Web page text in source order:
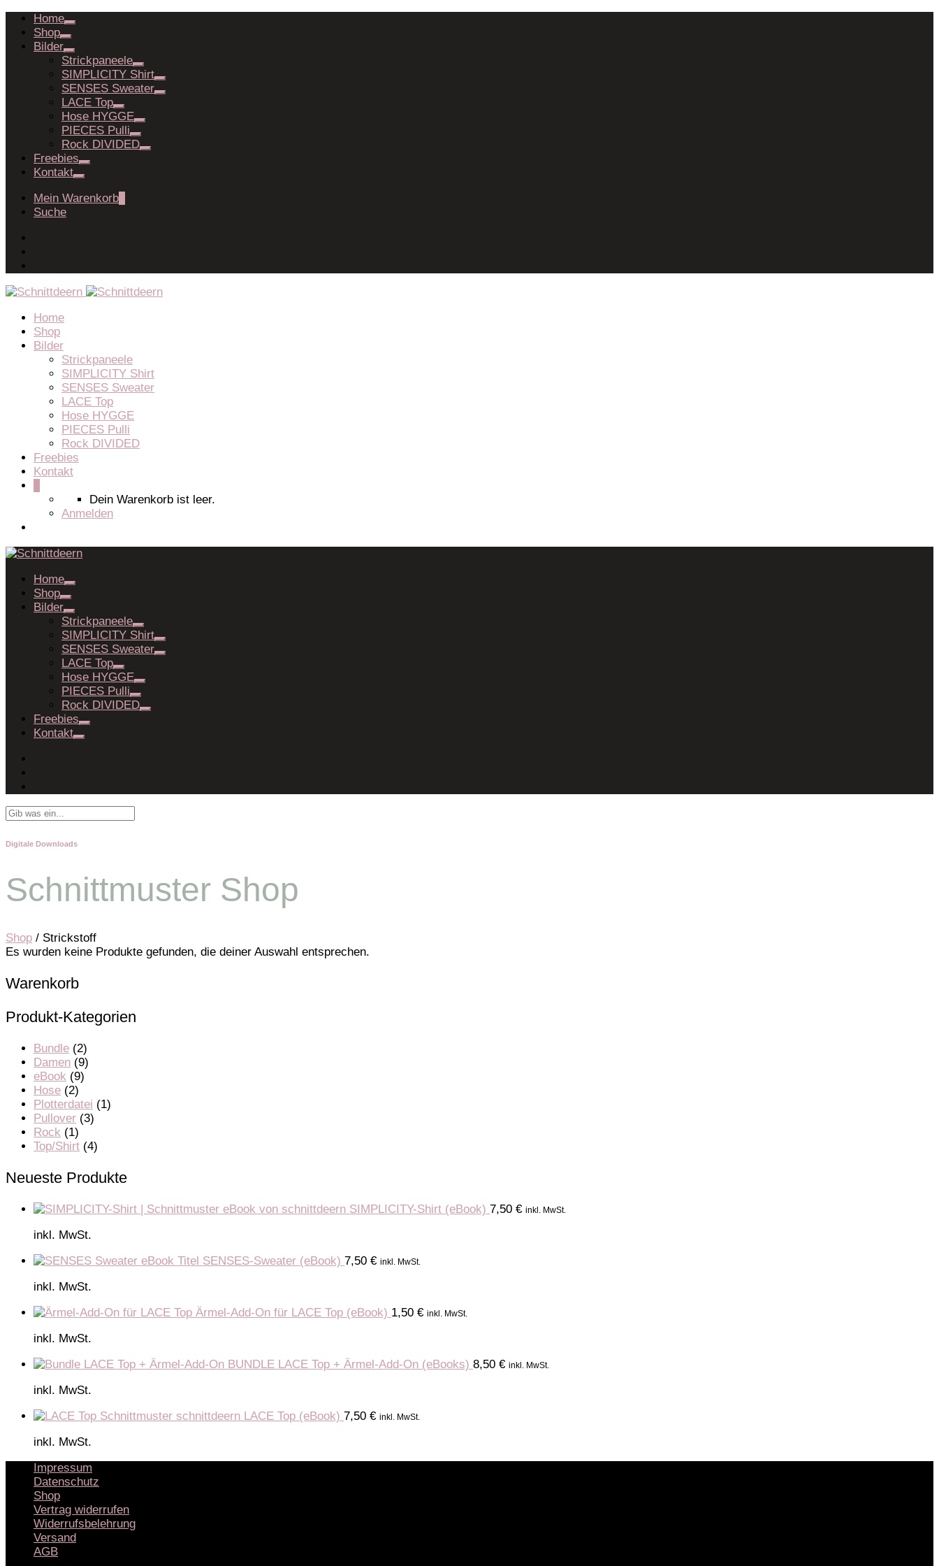
Home
Shop
Bilder
Strickpaneele
SIMPLICITY Shirt
SENSES Sweater
LACE Top
Hose HYGGE
PIECES Pulli
Rock DIVIDED
Freebies
Kontakt
Mein Warenkorb
Suche
Home
Shop
Bilder
Strickpaneele
SIMPLICITY Shirt
SENSES Sweater
LACE Top
Hose HYGGE
PIECES Pulli
Rock DIVIDED
Freebies
Kontakt
Dein Warenkorb ist leer.
Anmelden
Home
Shop
Bilder
Strickpaneele
SIMPLICITY Shirt
SENSES Sweater
LACE Top
Hose HYGGE
PIECES Pulli
Rock DIVIDED
Freebies
Kontakt
Digitale Downloads
Schnittmuster Shop
Shop / Strickstoff
Es wurden keine Produkte gefunden, die deiner Auswahl entsprechen.
Warenkorb
Produkt-Kategorien
Bundle (2)
Damen (9)
eBook (9)
Hose (2)
Plotterdatei (1)
Pullover (3)
Rock (1)
Top/Shirt (4)
Neueste Produkte
SIMPLICITY-Shirt (eBook) 7,50 € inkl. MwSt.
inkl. MwSt.
SENSES-Sweater (eBook) 7,50 € inkl. MwSt.
inkl. MwSt.
Ärmel-Add-On für LACE Top (eBook) 1,50 € inkl. MwSt.
inkl. MwSt.
BUNDLE LACE Top + Ärmel-Add-On (eBooks) 8,50 € inkl. MwSt.
inkl. MwSt.
LACE Top (eBook) 7,50 € inkl. MwSt.
inkl. MwSt.
Impressum
Datenschutz
Shop
Vertrag widerrufen
Widerrufsbelehrung
Versand
AGB